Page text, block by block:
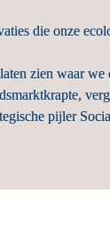
die onze
zien waar
pijler